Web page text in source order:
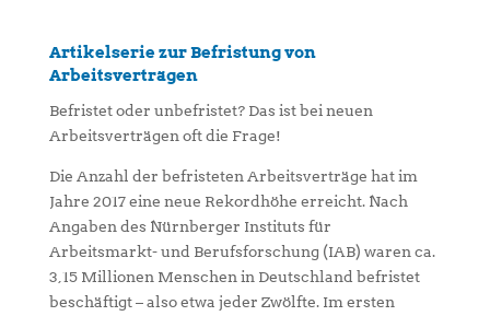
Artikelserie zur Befristung von
Arbeitsverträgen
Befristet oder unbefristet? Das ist bei neuen
Arbeitsverträgen oft die Frage!
Die Anzahl der befristeten Arbeitsverträge hat im
Jahre 2017 eine neue Rekordhöhe erreicht. Nach
Angaben des Nürnberger Instituts für
Arbeitsmarkt- und Berufsforschung (IAB) waren ca.
3,15 Millionen Menschen in Deutschland befristet
beschäftigt – also etwa jeder Zwölfte. Im ersten